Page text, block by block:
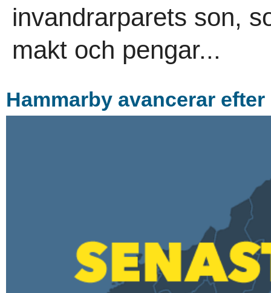
invandrarparets son,
makt och pengar...
Hammarby avancerar